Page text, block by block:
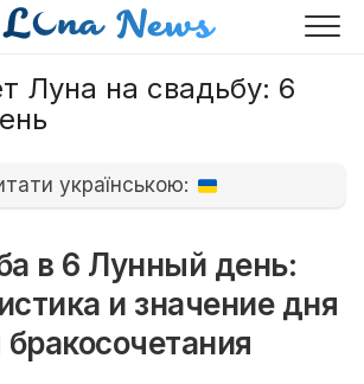
Луна на свадьбу: 6
українською:
в 6 Лунный день:
и значение дня